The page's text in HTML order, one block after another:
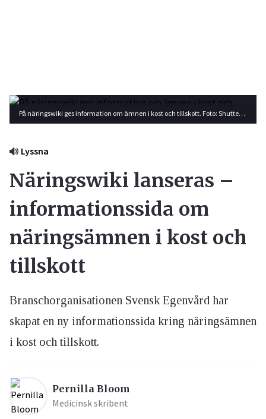
På näringswiki ges information om ämnen i kost och tillskott. Foto: Shutterstock
Lyssna
Näringswiki lanseras –
informationssida om
näringsämnen i kost och
tillskott
Branschorganisationen Svensk Egenvård har
skapat en ny informationssida kring näringsämnen
i kost och tillskott.
Pernilla Bloom
Medicinsk skribent